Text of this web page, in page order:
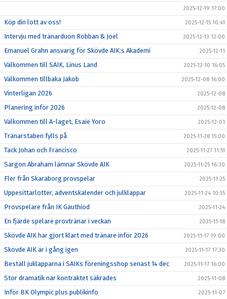
2025-12-19 17:00
Köp din lott av oss! 2025-12-15 10:41
Intervju med tränarduon Robban & Joel 2025-12-13 12:00
Emanuel Grahn ansvarig för Skövde AIK:s Akademi 2025-12-11
Välkommen till SAIK, Linus Land 2025-12-10 16:05
Välkommen tillbaka Jakob 2025-12-08 16:00
Vinterligan 2026 2025-12-08
Planering inför 2026 2025-12-08
Välkommen till A-laget, Esaië Yoro 2025-12-01
Tränarstaben fylls på 2025-11-28 15:00
Tack Johan och Francisco 2025-11-27 11:51
Sargon Abraham lämnar Skövde AIK 2025-11-25 16:30
Fler från Skaraborg provspelar 2025-11-25
Uppesittarlotter, adventskalender och julklappar 2025-11-24 10:55
Provspelare från IK Gauthiod 2025-11-24
En fjärde spelare provtränar i veckan 2025-11-18
Skövde AIK har gjort klart med tränare inför 2026 2025-11-17 19:00
Skövde AIK är i gång igen 2025-11-17 17:30
Beställ juklapparna i SAIKs föreningsshop senast 14 dec 2025-11-17 16:00
Stor dramatik när kontraktet säkrades 2025-11-08
Inför BK Olympic plus publikinfo 2025-11-07